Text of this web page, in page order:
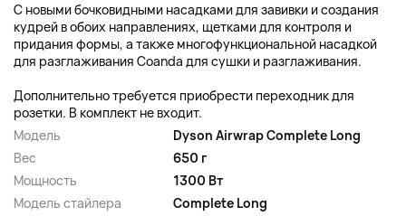
С новыми бочковидными насадками для завивки и создания
кудрей в обоих направлениях, щетками для контроля и
придания формы, а также многофункциональной насадкой
для разглаживания Coanda для сушки и разглаживания.
Дополнительно требуется приобрести переходник для
розетки. В комплект не входит.
Модель
Dyson Airwrap Complete Long
Вес
650 г
Мощность
1300 Вт
Модель стайлера
Complete Long